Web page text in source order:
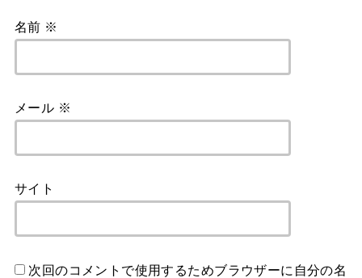
名前 ※
メール ※
サイト
次回のコメントで使用するためブラウザーに自分の名